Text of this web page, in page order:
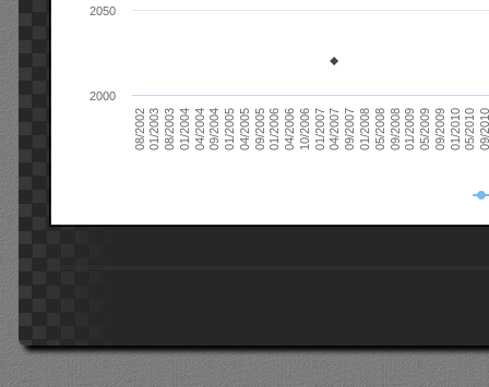
08/200201/200308/200301/200404/200409/200401/200504/200509/200501/200604/200610/200601/200704/200709/200701/200805/200809/200801/200905/200909/200901/201005/201009/
2000
2050